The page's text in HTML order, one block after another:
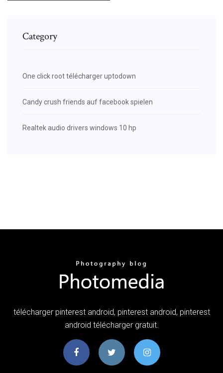
Category
One click root télécharger uptodown
Candy crush friends auf facebook spielen
Realtek audio drivers windows 10 hp
télécharger pinterest android, pinterest android, pinterest
android télécharger gratuit.